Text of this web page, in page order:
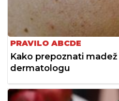
PRAVILO ABCDE
Kako prepoznati
dermatologu